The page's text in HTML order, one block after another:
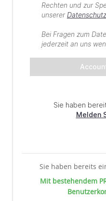
Sie haben bereits
Mit bestehendem